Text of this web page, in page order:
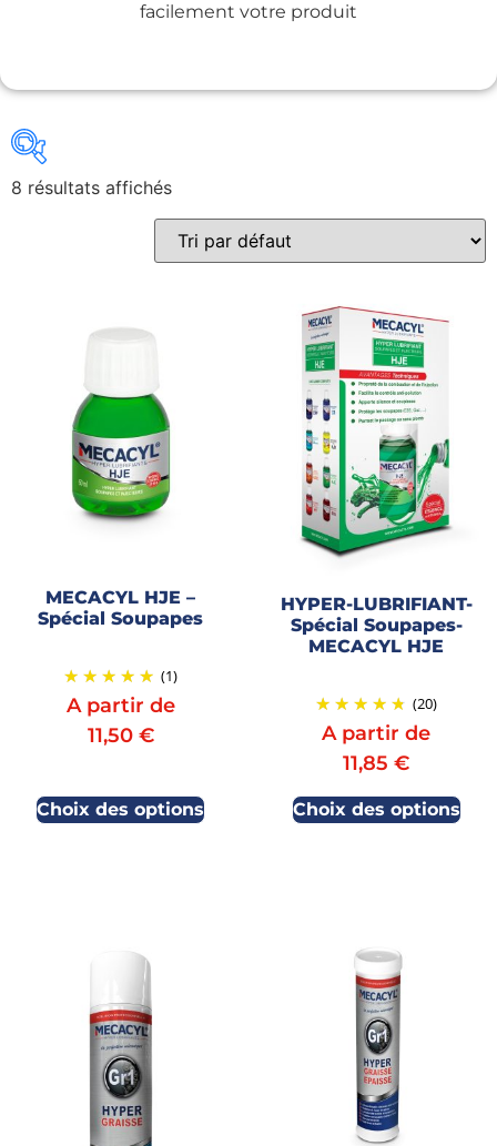
facilement votre produit
Gains recherchés
Gains recherchés
8 résultats affichés
MECACYL HJE –
Spécial Soupapes
(1)
A partir de
11,50 €
Choix des options
HYPER-LUBRIFIANT-
Spécial Soupapes-
MECACYL HJE
(20)
A partir de
11,85€
Choix des options